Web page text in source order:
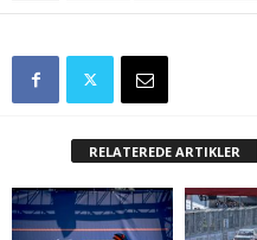
RELATEREDE ARTIKLER